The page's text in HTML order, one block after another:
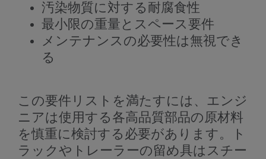
汚染物質に対する耐腐食性
最小限の重量とスペース要件
メンテナンスの必要性は無視でき
る
この要件リストを満たすには、エンジ
ニアは使用する各高品質部品の原材料
を慎重に検討する必要があります。ト
ラックやトレーラーの留め具はスチー